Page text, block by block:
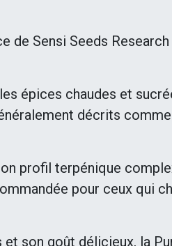
de Sensi Seeds
épices chaudes et
décrits
profil terpénique
pour ceux qui
son goût délicieux, la